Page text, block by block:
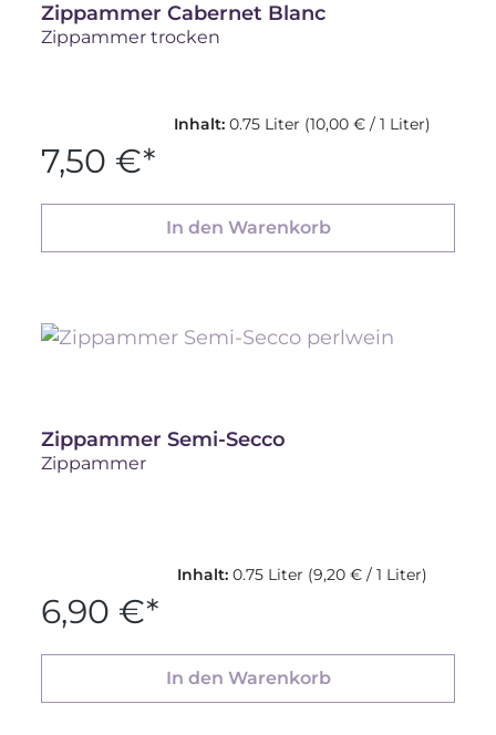
Zippammer Cabernet Blanc
Zippammer trocken
Inhalt: 0.75 Liter (10,00 € / 1 Liter)
7,50 €*
In den Warenkorb
Zippammer Semi-Secco
Zippammer
Inhalt: 0.75 Liter (9,20 € / 1 Liter)
6,90 €*
In den Warenkorb